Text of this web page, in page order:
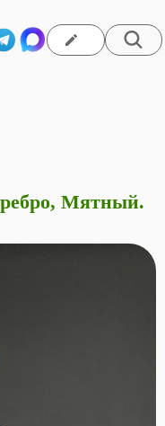
Мятный.